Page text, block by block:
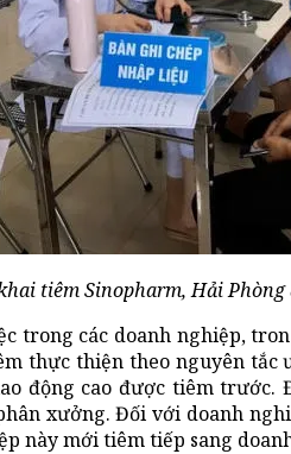
tiêm Sinopharm, Hải
trong các doanh nghiệp,
thực thiện theo nguyên tắc
động cao được tiêm
xưởng. Đối với doanh
này mới tiêm tiếp sang